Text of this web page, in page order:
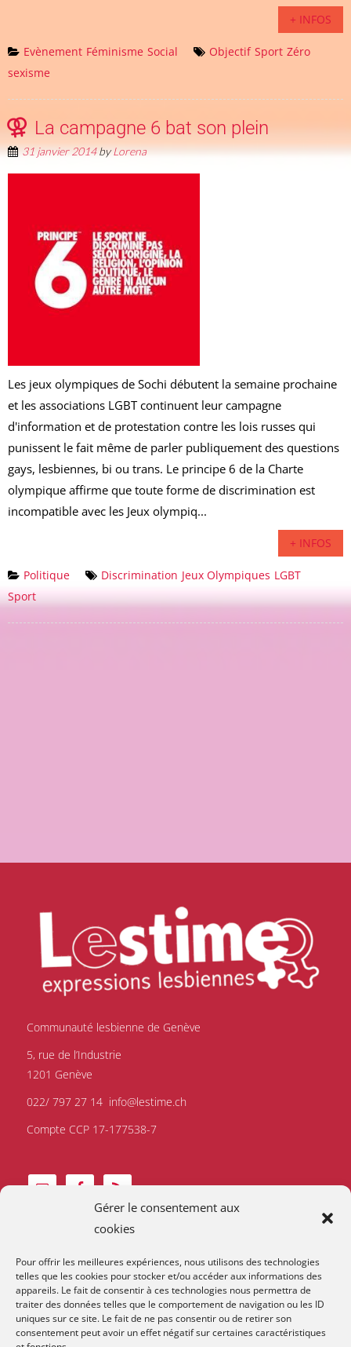
Gérer le consentement aux
cookies
Pour offrir les meilleures expériences, nous utilisons des technologies
telles que les cookies pour stocker et/ou accéder aux informations des
appareils. Le fait de consentir à ces technologies nous permettra de
traiter des données telles que le comportement de navigation ou les ID
uniques sur ce site. Le fait de ne pas consentir ou de retirer son
consentement peut avoir un effet négatif sur certaines caractéristiques
+ INFOS
Evènement Féminisme Social Objectif Sport Zéro
sexisme
La campagne 6 bat son plein
31 janvier 2014byLorena
Les jeux olympiques de Sochi débutent la semaine prochaine
et les associations LGBT continuent leur campagne
d'information et de protestation contre les lois russes qui
punissent le fait même de parler publiquement des questions
gays, lesbiennes, bi ou trans. Le principe 6 de la Charte
olympique affirme que toute forme de discrimination est
incompatible avec les Jeux olympiq...
+ INFOS
Politique Discrimination Jeux Olympiques LGBT
Sport
Communauté lesbienne de Genève
5, rue de l’Industrie
1201 Genève
022/ 797 27 14 info@lestime.ch
Compte CCP 17-177538-7